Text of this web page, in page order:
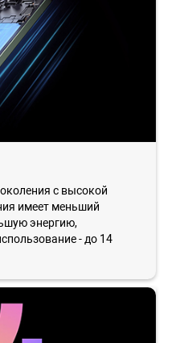
с высокой
имеет меньший
энергию,
- до 14